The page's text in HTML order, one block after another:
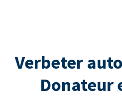
Verbeter
Donateur